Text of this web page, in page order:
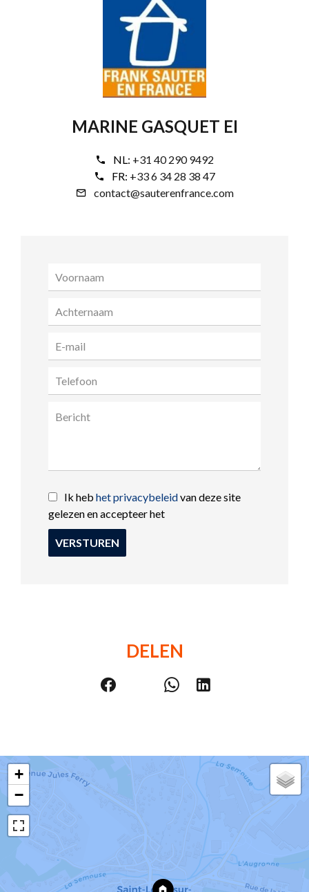
MARINE GASQUET EI
NL: +31 40 290 9492
FR: +33 6 34 28 38 47
contact@sauterenfrance.com
Ik heb het privacybeleidvan deze site
gelezen en accepteer het
VERSTUREN
DELEN
+
−